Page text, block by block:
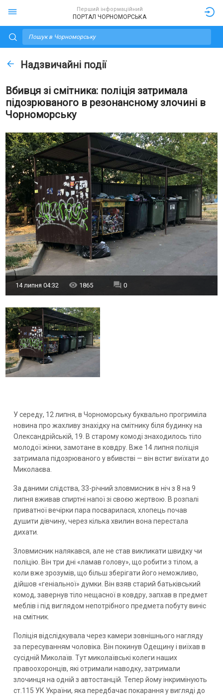
Перший інформаційний
ПОРТАЛ ЧОРНОМОРСЬКА
Надзвичайні події
Вбивця зі смітника: поліція затримала
підозрюваного в резонансному злочині в
Чорноморську
14 липня 04:32 1865 0
У середу, 12 липня, в Чорноморську буквально прогриміла
новина про жахливу знахідку на смітнику біля будинку на
Олександрійській, 19. В старому комоді знаходилось тіло
молодої жінки, замотане в ковдру. Вже 14 липня поліція
затримала підозрюваного у вбивстві — він встиг виїхати до
Миколаєва.
За даними слідства, 33-річний зловмисник в ніч з 8 на 9
липня вживав спиртні напої зі своєю жертвою. В розпалі
приватної вечірки пара посварилася, хлопець почав
душити дівчину, через кілька хвилин вона перестала
дихати.
Зловмисник налякався, але не став викликати швидку чи
поліцію. Він три дні «ламав голову», що робити з тілом, а
коли вже зрозумів, що більш зберігати його неможливо,
дійшов «геніальної» думки. Він взяв старий батьківський
комод, завернув тіло нещасної в ковдру, запхав в предмет
меблів і під виглядом непотрібного предмета побуту виніс
на смітник.
Поліція відслідкувала через камери зовнішнього нагляду
за пересуванням чоловіка. Він покинув Одещину і виїхав в
сусідній Миколаїв. Тут миколаївські колеги наших
правоохоронців, які отримали наводку, затримали
злочинця на одній з автостанцій. Тепер йому інкримінують
ст.115 УК України, яка передбачає покарання у вигляді до